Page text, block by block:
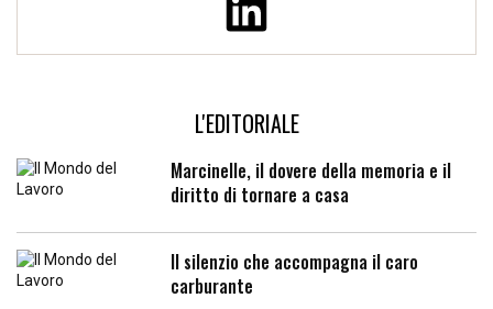
L'EDITORIALE
Marcinelle, il dovere della memoria e il
diritto di tornare a casa
Il silenzio che accompagna il caro
carburante